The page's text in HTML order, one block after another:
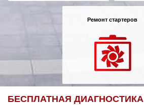
Ремонт стартеров
БЕСПЛАТНАЯ ДИАГНОСТИКА